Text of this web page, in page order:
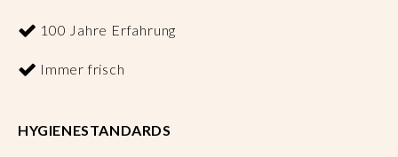
100 Jahre Erfahrung
Immer frisch
HYGIENESTANDARDS